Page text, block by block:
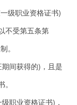
级职业资格证书)
不受第五条第
。
间获得的)，且是
职业资格证书)，